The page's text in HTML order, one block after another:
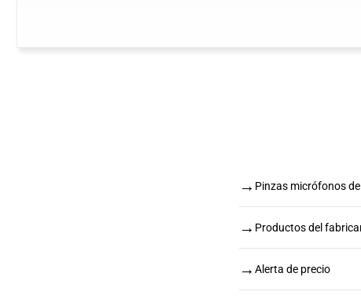
→ Pinzas micrófonos de
→ Productos del
→ Alerta de precio